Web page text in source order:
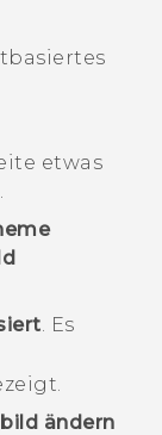
etwas
. Es
ändern